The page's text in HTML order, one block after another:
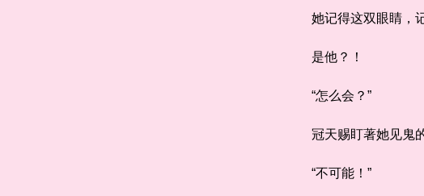
她记得这双眼睛，记
是他？！
“怎么会？”
冠天赐盯著她见鬼的
“不可能！”